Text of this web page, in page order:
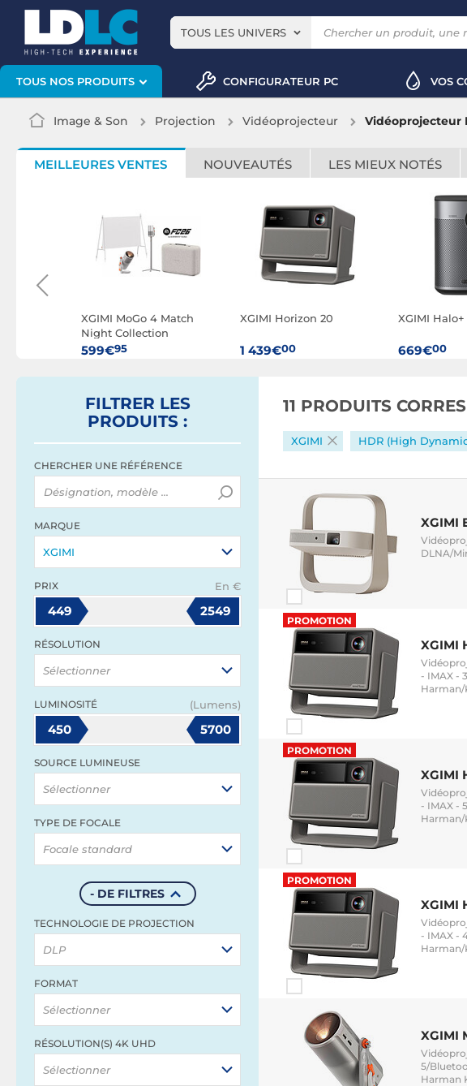
TOUS LES UNIVERS
TOUS NOS PRODUITS CONFIGURATEUR PC VOS
Image & Son Projection Vidéoprojecteur Vidéoprojecteur
MEILLEURES VENTES NOUVEAUTÉS LES MIEUX NOTÉS
XGIMI MoGo 4 Match
Night Collection
599€95
XGIMI Horizon 20
1 439€00
XGIMI Halo+
669€00
FILTRER LES
PRODUITS :
CHERCHER UNE RÉFÉRENCE
MARQUE
XGIMI
PRIX En €
449 2549
RÉSOLUTION
Sélectionner
LUMINOSITÉ (Lumens)
450 5700
SOURCE LUMINEUSE
Sélectionner
TYPE DE FOCALE
Focale standard
- DE FILTRES
TECHNOLOGIE DE PROJECTION
DLP
FORMAT
Sélectionner
RÉSOLUTION(S) 4K UHD
Sélectionner
11 PRODUITS
XGIMI
XGIMI
DLNA/
PROMOTION
XGIMI
- IMAX -
Harman/
PROMOTION
XGIMI
- IMAX -
Harman/
PROMOTION
XGIMI
- IMAX -
Harman/
XGIMI
5/
Harman